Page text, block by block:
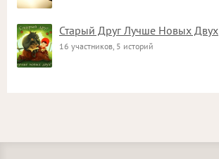
Старый Друг Лучше Новых Двух
16 участников, 5 историй